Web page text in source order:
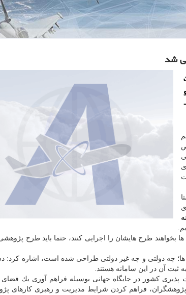
شد
بخواهند طرح هایشان را اجرایی كنند، حتما باید طرح
چه دولتی و چه غیر دولتی طراحی شده است، اشاره كرد:
آن در این سامانه هستند.
پذیری كشور در جایگاه جهانی بوسیله فراهم آوری یك فضای
فراهم كردن شرایط مدیریت و رهبری كارهای